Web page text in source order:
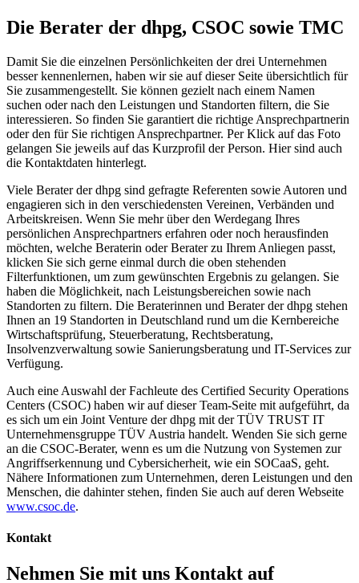
Die Berater der dhpg, CSOC sowie TMC
Damit Sie die einzelnen Persönlichkeiten der drei Unternehmen
besser kennenlernen, haben wir sie auf dieser Seite übersichtlich für
Sie zusammengestellt. Sie können gezielt nach einem Namen
suchen oder nach den Leistungen und Standorten filtern, die Sie
interessieren. So finden Sie garantiert die richtige Ansprechpartnerin
oder den für Sie richtigen Ansprechpartner. Per Klick auf das Foto
gelangen Sie jeweils auf das Kurzprofil der Person. Hier sind auch
die Kontaktdaten hinterlegt.
Viele Berater der dhpg sind gefragte Referenten sowie Autoren und
engagieren sich in den verschiedensten Vereinen, Verbänden und
Arbeitskreisen. Wenn Sie mehr über den Werdegang Ihres
persönlichen Ansprechpartners erfahren oder noch herausfinden
möchten, welche Beraterin oder Berater zu Ihrem Anliegen passt,
klicken Sie sich gerne einmal durch die oben stehenden
Filterfunktionen, um zum gewünschten Ergebnis zu gelangen. Sie
haben die Möglichkeit, nach Leistungsbereichen sowie nach
Standorten zu filtern. Die Beraterinnen und Berater der dhpg stehen
Ihnen an 19 Standorten in Deutschland rund um die Kernbereiche
Wirtschaftsprüfung, Steuerberatung, Rechtsberatung,
Insolvenzverwaltung sowie Sanierungsberatung und IT-Services zur
Verfügung.
Auch eine Auswahl der Fachleute des Certified Security Operations
Centers (CSOC) haben wir auf dieser Team-Seite mit aufgeführt, da
es sich um ein Joint Venture der dhpg mit der TÜV TRUST IT
Unternehmensgruppe TÜV Austria handelt. Wenden Sie sich gerne
an die CSOC-Berater, wenn es um die Nutzung von Systemen zur
Angriffserkennung und Cybersicherheit, wie ein SOCaaS, geht.
Nähere Informationen zum Unternehmen, deren Leistungen und den
Menschen, die dahinter stehen, finden Sie auch auf deren Webseite
www.csoc.de.
Kontakt
Nehmen Sie mit uns Kontakt auf